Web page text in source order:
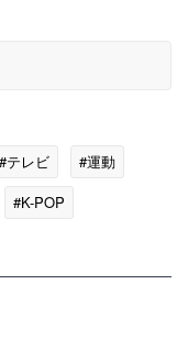
#テレビ
#運動
#K-POP